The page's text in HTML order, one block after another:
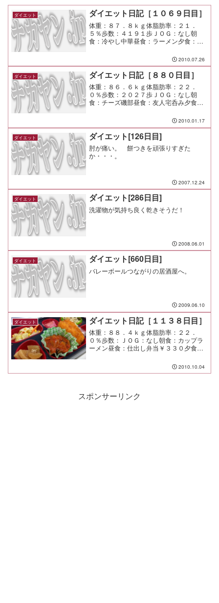
ダイエット ダイエット日記［１０６９日目］
体重：８７．８ｋｇ体脂肪率：２１．
５％歩数：４１９１歩ＪＯＧ：なし朝
食：冷やし中華昼食：ラーメン夕食：宅
ームリゾット、モヤシのナムル、その他
もろもろ
2010.07.26
ダイエット ダイエット日記［８８０日目］
体重：８６．６ｋｇ体脂肪率：２２．
０％歩数：２０２７歩ＪＯＧ：なし朝
食：チーズ磯部昼食：友人宅呑み夕食：
を忘れちゃったな。 来週やるか。2010.01.17
ダイエット ダイエット[126日目]
肘が痛い。 餅つきを頑張りすぎた
か・・・。
2007.12.24
ダイエット ダイエット[286日目]
洗濯物が気持ち良く乾きそうだ！
2008.06.01
ダイエット ダイエット[660日目]
バレーボールつながりの居酒屋へ。
2009.06.10
ダイエット ダイエット日記［１１３８日目］
体重：８８．４ｋｇ体脂肪率：２２．
０％歩数：ＪＯＧ：なし朝食：カップラ
ーメン昼食：仕出し弁当￥３３０夕食：
面白かった！！間食：メモ：ジャーが空
っぽで慌てふためき、朝から子供達にカ
2010.10.04
スポンサーリンク